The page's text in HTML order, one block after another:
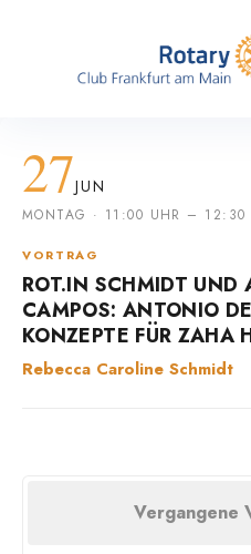
27JUN
MONTAG · 11:00 UHR – 12:30
VORTRAG
ROT.IN SCHMIDT UND
CAMPOS: ANTONIO
KONZEPTE FÜR ZAHA
Rebecca Caroline Schmidt
Vergangene